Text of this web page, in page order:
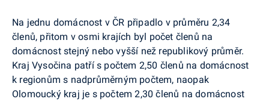
Na jednu domácnost v ČR připadlo v průměru 2,34
členů, přitom v osmi krajích byl počet členů na
domácnost stejný nebo vyšší než republikový průměr.
Kraj Vysočina patří s počtem 2,50 členů na domácnost
k regionům s nadprůměrným počtem, naopak
Olomoucký kraj je s počtem 2,30 členů na domácnost